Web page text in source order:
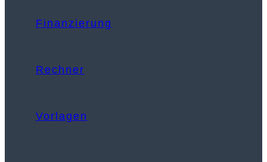
Finanzierung
Rechner
Vorlagen